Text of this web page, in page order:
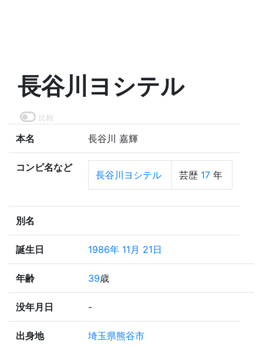
長谷川ヨシテル
比較
本名 長谷川 嘉輝
コンビ名など
長谷川ヨシテル 芸歴 17 年
別名
誕生日 1986年 11月 21日
年齢 39歳
没年月日 -
出身地 埼玉県熊谷市